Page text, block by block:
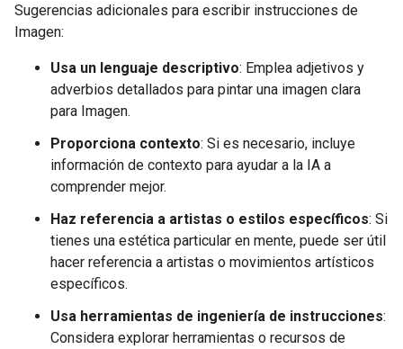
Sugerencias adicionales para escribir instrucciones de
Imagen:
Usa un lenguaje descriptivo: Emplea adjetivos y
adverbios detallados para pintar una imagen clara
para Imagen.
Proporciona contexto: Si es necesario, incluye
información de contexto para ayudar a la IA a
comprender mejor.
Haz referencia a artistas o estilos específicos: Si
tienes una estética particular en mente, puede ser útil
hacer referencia a artistas o movimientos artísticos
específicos.
Usa herramientas de ingeniería de instrucciones:
Considera explorar herramientas o recursos de